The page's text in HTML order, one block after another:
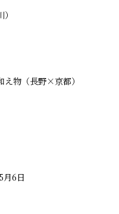
え物（長野×京都）
月6日